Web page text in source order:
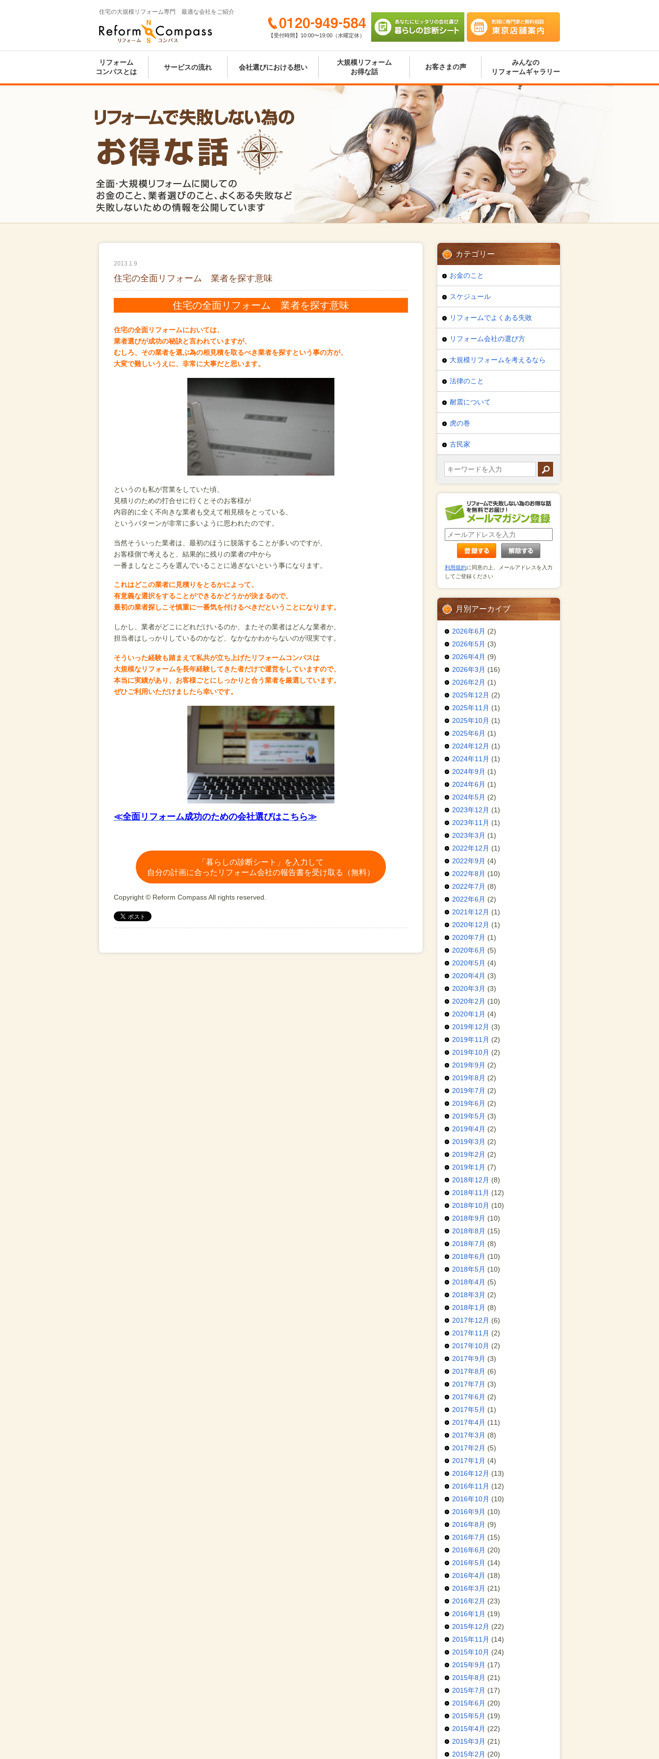
住宅の大規模リフォーム専門 最適な会社をご紹介
ス
店舗案内
び 暮らしの診断シート
0120-949-584
【受付時間】10:00〜19:00（水曜定休）
リフォーム
コンパスとは
サービスの流れ 会社選びにおける想い
大規模リフォーム
お得な話
お客さまの声
みんなの
リフォームギャラリー
2013.1.9
住宅の全面リフォーム 業者を探す意味
住宅の全面リフォーム 業者を探す意味
住宅の全面リフォームにおいては、
業者選びが成功の秘訣と言われていますが、
むしろ、その業者を選ぶ為の相見積を取るべき業者を探すという事の方が、
大変で難しいうえに、非常に大事だと思います。
というのも私が営業をしていた頃、
見積りのための打合せに行くとそのお客様が
内容的に全く不向きな業者も交えて相見積をとっている、
というパターンが非常に多いように思われたのです。
当然そういった業者は、最初のほうに脱落することが多いのですが、
お客様側で考えると、結果的に残りの業者の中から
一番ましなところを選んでいることに過ぎないという事になります。
これはどこの業者に見積りをとるかによって、
有意義な選択をすることができるかどうかが決まるので、
最初の業者探しこそ慎重に一番気を付けるべきだということになります。
しかし、業者がどこにどれだけいるのか、またその業者はどんな業者か、
担当者はしっかりしているのかなど、なかなかわからないのが現実です。
そういった経験も踏まえて私共が立ち上げたリフォームコンパスは
大規模なリフォームを長年経験してきた者だけで運営をしていますので、
本当に実績があり、お客様ごとにしっかりと合う業者を厳選しています。
ぜひご利用いただけましたら幸いです。
≪全面リフォーム成功のための会社選びはこちら≫
「暮らしの診断シート」を入力して
自分の計画に合ったリフォーム会社の報告書を受け取る（無料）
Copyright © Reform Compass All rights reserved.
カテゴリー
お金のこと
スケジュール
リフォームでよくある失敗
リフォーム会社の選び方
大規模リフォームを考えるなら
法律のこと
耐震について
虎の巻
古民家
利用規約に同意の上、メールアドレスを入力
してご登録ください
月別アーカイブ
2026年6月 (2)
2026年5月 (3)
2026年4月 (9)
2026年3月 (16)
2026年2月 (1)
2025年12月 (2)
2025年11月 (1)
2025年10月 (1)
2025年6月 (1)
2024年12月 (1)
2024年11月 (1)
2024年9月 (1)
2024年6月 (1)
2024年5月 (2)
2023年12月 (1)
2023年11月 (1)
2023年3月 (1)
2022年12月 (1)
2022年9月 (4)
2022年8月 (10)
2022年7月 (8)
2022年6月 (2)
2021年12月 (1)
2020年12月 (1)
2020年7月 (1)
2020年6月 (5)
2020年5月 (4)
2020年4月 (3)
2020年3月 (3)
2020年2月 (10)
2020年1月 (4)
2019年12月 (3)
2019年11月 (2)
2019年10月 (2)
2019年9月 (2)
2019年8月 (2)
2019年7月 (2)
2019年6月 (2)
2019年5月 (3)
2019年4月 (2)
2019年3月 (2)
2019年2月 (2)
2019年1月 (7)
2018年12月 (8)
2018年11月 (12)
2018年10月 (10)
2018年9月 (10)
2018年8月 (15)
2018年7月 (8)
2018年6月 (10)
2018年5月 (10)
2018年4月 (5)
2018年3月 (2)
2018年1月 (8)
2017年12月 (6)
2017年11月 (2)
2017年10月 (2)
2017年9月 (3)
2017年8月 (6)
2017年7月 (3)
2017年6月 (2)
2017年5月 (1)
2017年4月 (11)
2017年3月 (8)
2017年2月 (5)
2017年1月 (4)
2016年12月 (13)
2016年11月 (12)
2016年10月 (10)
2016年9月 (10)
2016年8月 (9)
2016年7月 (15)
2016年6月 (20)
2016年5月 (14)
2016年4月 (18)
2016年3月 (21)
2016年2月 (23)
2016年1月 (19)
2015年12月 (22)
2015年11月 (14)
2015年10月 (24)
2015年9月 (17)
2015年8月 (21)
2015年7月 (17)
2015年6月 (20)
2015年5月 (19)
2015年4月 (22)
2015年3月 (21)
2015年2月 (20)